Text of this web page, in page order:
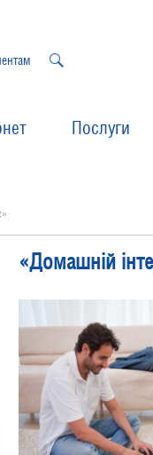
Послуги
«Домашній